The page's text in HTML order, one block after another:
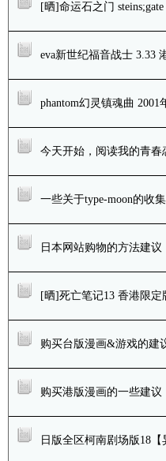
[晒]命运石之门
eva新世纪福音战士 3.33
phantom幻灵镇魂曲 2001
今天开始，阅读我的青
一些关于type-moon的收集
日本网站购物的方法建议
[晒]死亡笔记13 香港限定
购买台版漫画&游戏的建
购买港版漫画的一些建议
日版全区柯南剧场版18